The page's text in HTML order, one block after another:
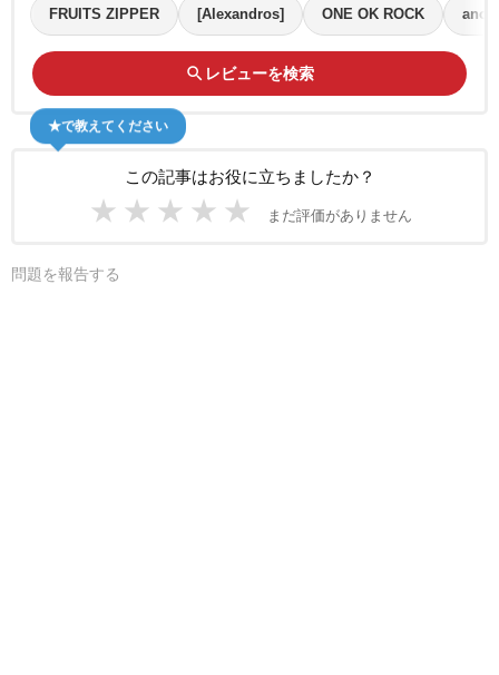
FRUITS ZIPPER [Alexandros] ONE OK ROCK ano
search レビューを検索
この記事はお役に立ちましたか？
★ ★ ★ ★ ★ まだ評価がありません
★で教えてください
問題を報告する